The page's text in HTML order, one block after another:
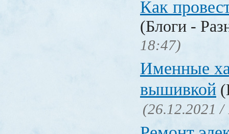
Как
(Блоги -
18:47)
Именные
вышивкой
(26.12.2021 /